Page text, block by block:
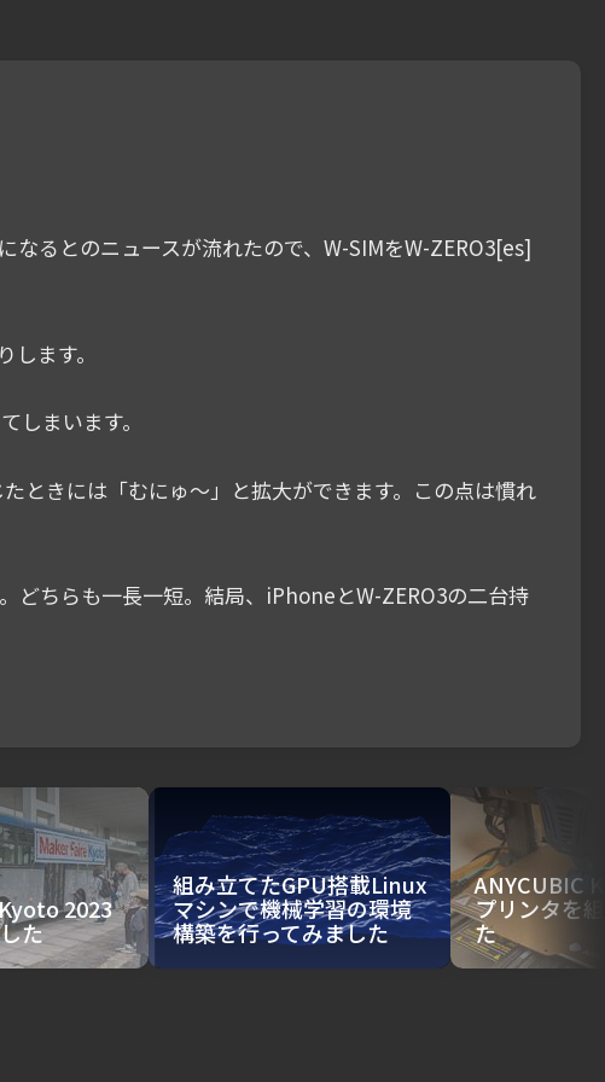
るとのニュースが流れたので、W-SIMをW-ZERO3[es]
ます。
しまいます。
ときには「むにゅ〜」と拡大ができます。この点は慣れ
どちらも一長一短。結局、iPhoneとW-ZERO3の二台持
2023
た
組み立てたGPU搭載Linux
マシンで機械学習の環境
構築を行ってみました
ANYCUBIC
プリンタを
た